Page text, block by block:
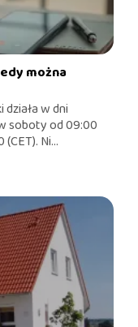
można
w dni
soboty od 09:00
Ni...